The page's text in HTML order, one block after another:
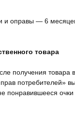
и оправы — 6
товара
получения товара в
потребителей»
понравившееся очки